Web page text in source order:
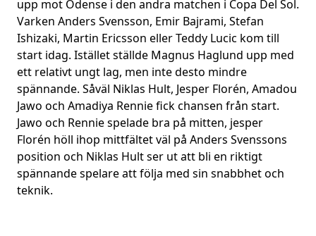
upp mot Odense i den andra matchen i Copa Del Sol.
Varken Anders Svensson, Emir Bajrami, Stefan
Ishizaki, Martin Ericsson eller Teddy Lucic kom till
start idag. Istället ställde Magnus Haglund upp med
ett relativt ungt lag, men inte desto mindre
spännande. Såväl Niklas Hult, Jesper Florén, Amadou
Jawo och Amadiya Rennie fick chansen från start.
Jawo och Rennie spelade bra på mitten, jesper
Florén höll ihop mittfältet väl på Anders Svenssons
position och Niklas Hult ser ut att bli en riktigt
spännande spelare att följa med sin snabbhet och
teknik.